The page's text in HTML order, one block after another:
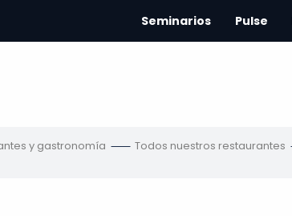
Seminarios Pulse
y gastronomía Todos nuestros restaurantes